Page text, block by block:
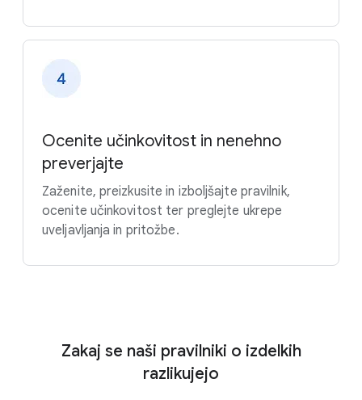
Ocenite učinkovitost in nenehno
preverjajte
Zaženite, preizkusite in izboljšajte pravilnik,
ocenite učinkovitost ter preglejte ukrepe
uveljavljanja in pritožbe.
Zakaj se naši pravilniki o izdelkih
razlikujejo